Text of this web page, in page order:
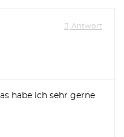
Antwort
habe ich sehr gerne